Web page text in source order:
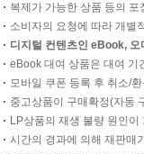
복제가 가능한 상품 등의
소비자의 요청에 따라 개별
디지털 컨텐츠인 eBook,
eBook 대여 상품은 대여 기
모바일 쿠폰 등록 후 취소/
중고상품이 구매확정(자동
LP상품의 재생 불량 원인
시간의 경과에 의해 재판매